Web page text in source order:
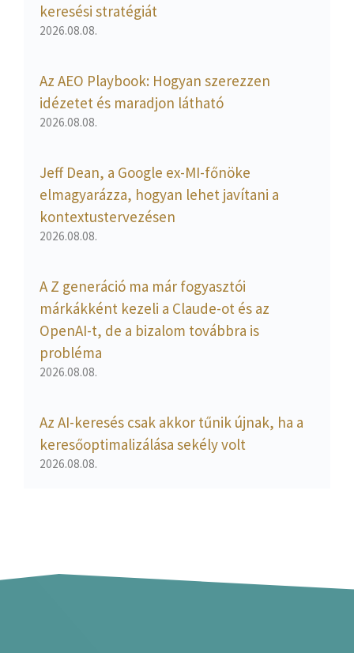
keresési stratégiát
2026.08.08.
Az AEO Playbook: Hogyan szerezzen
idézetet és maradjon látható
2026.08.08.
Jeff Dean, a Google ex-MI-főnöke
elmagyarázza, hogyan lehet javítani a
kontextustervezésen
2026.08.08.
A Z generáció ma már fogyasztói
márkákként kezeli a Claude-ot és az
OpenAI-t, de a bizalom továbbra is
probléma
2026.08.08.
Az AI-keresés csak akkor tűnik újnak, ha a
keresőoptimalizálása sekély volt
2026.08.08.